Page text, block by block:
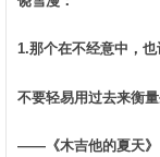
1.那个在不经意中，
不要轻易用过去来衡
——《木吉他的夏天》 ­